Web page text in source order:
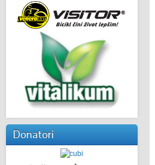
Donatori